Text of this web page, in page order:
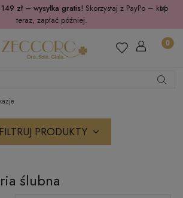
zł – wysyłka gratis! Skorzystaj z PayPo – kup
teraz, zapłać później.
FILTRUJ PRODUKTY
ślubna